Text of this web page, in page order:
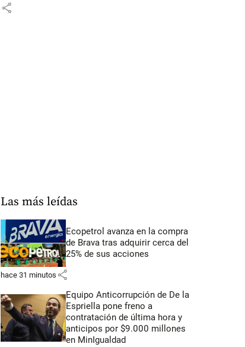
share
Las más leídas
Ecopetrol avanza en la compra
de Brava tras adquirir cerca del
25% de sus acciones
hace 31 minutos share
Equipo Anticorrupción de De la
Espriella pone freno a
contratación de última hora y
anticipos por $9.000 millones
en MinIgualdad